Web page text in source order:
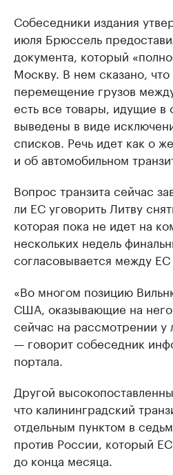
Собеседники издания
июля Брюссель
документа, который
Москву. В нем сказано, что
перемещение грузов
есть все товары, идущие в
выведены в виде
списков. Речь идет как о
и об автомобильном
Вопрос транзита сейчас
ли ЕС уговорить Литву
которая пока не идет на
нескольких недель
согласовывается между
«Во многом позицию
США, оказывающие на
сейчас на рассмотрении у
— говорит собеседник
портала.
Другой
что калининградский
отдельным пунктом в
против России, который
до конца месяца.